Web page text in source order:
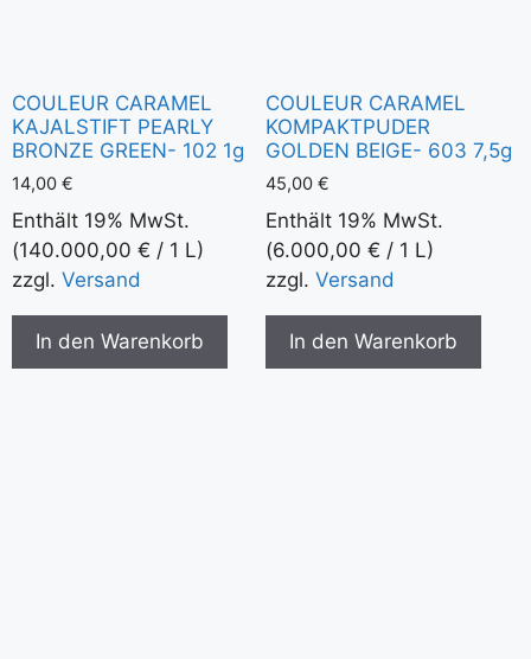
COULEUR CARAMEL
KAJALSTIFT PEARLY
BRONZE GREEN- 102 1g
14,00 €
Enthält 19% MwSt.
(140.000,00 € / 1 L)
zzgl. Versand
In den Warenkorb
COULEUR CARAMEL
KOMPAKTPUDER
GOLDEN BEIGE- 603 7,5g
45,00 €
Enthält 19% MwSt.
(6.000,00 € / 1 L)
zzgl. Versand
In den Warenkorb